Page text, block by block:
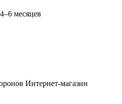
месяцев
Интернет-магазин